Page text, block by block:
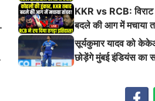
किया तबाह!
KKR vs RCB:
बदले की आग में मचाया
इतिहास
सूर्यकुमार यादव को
छोड़ेंगे मुंबई इंडियंस का